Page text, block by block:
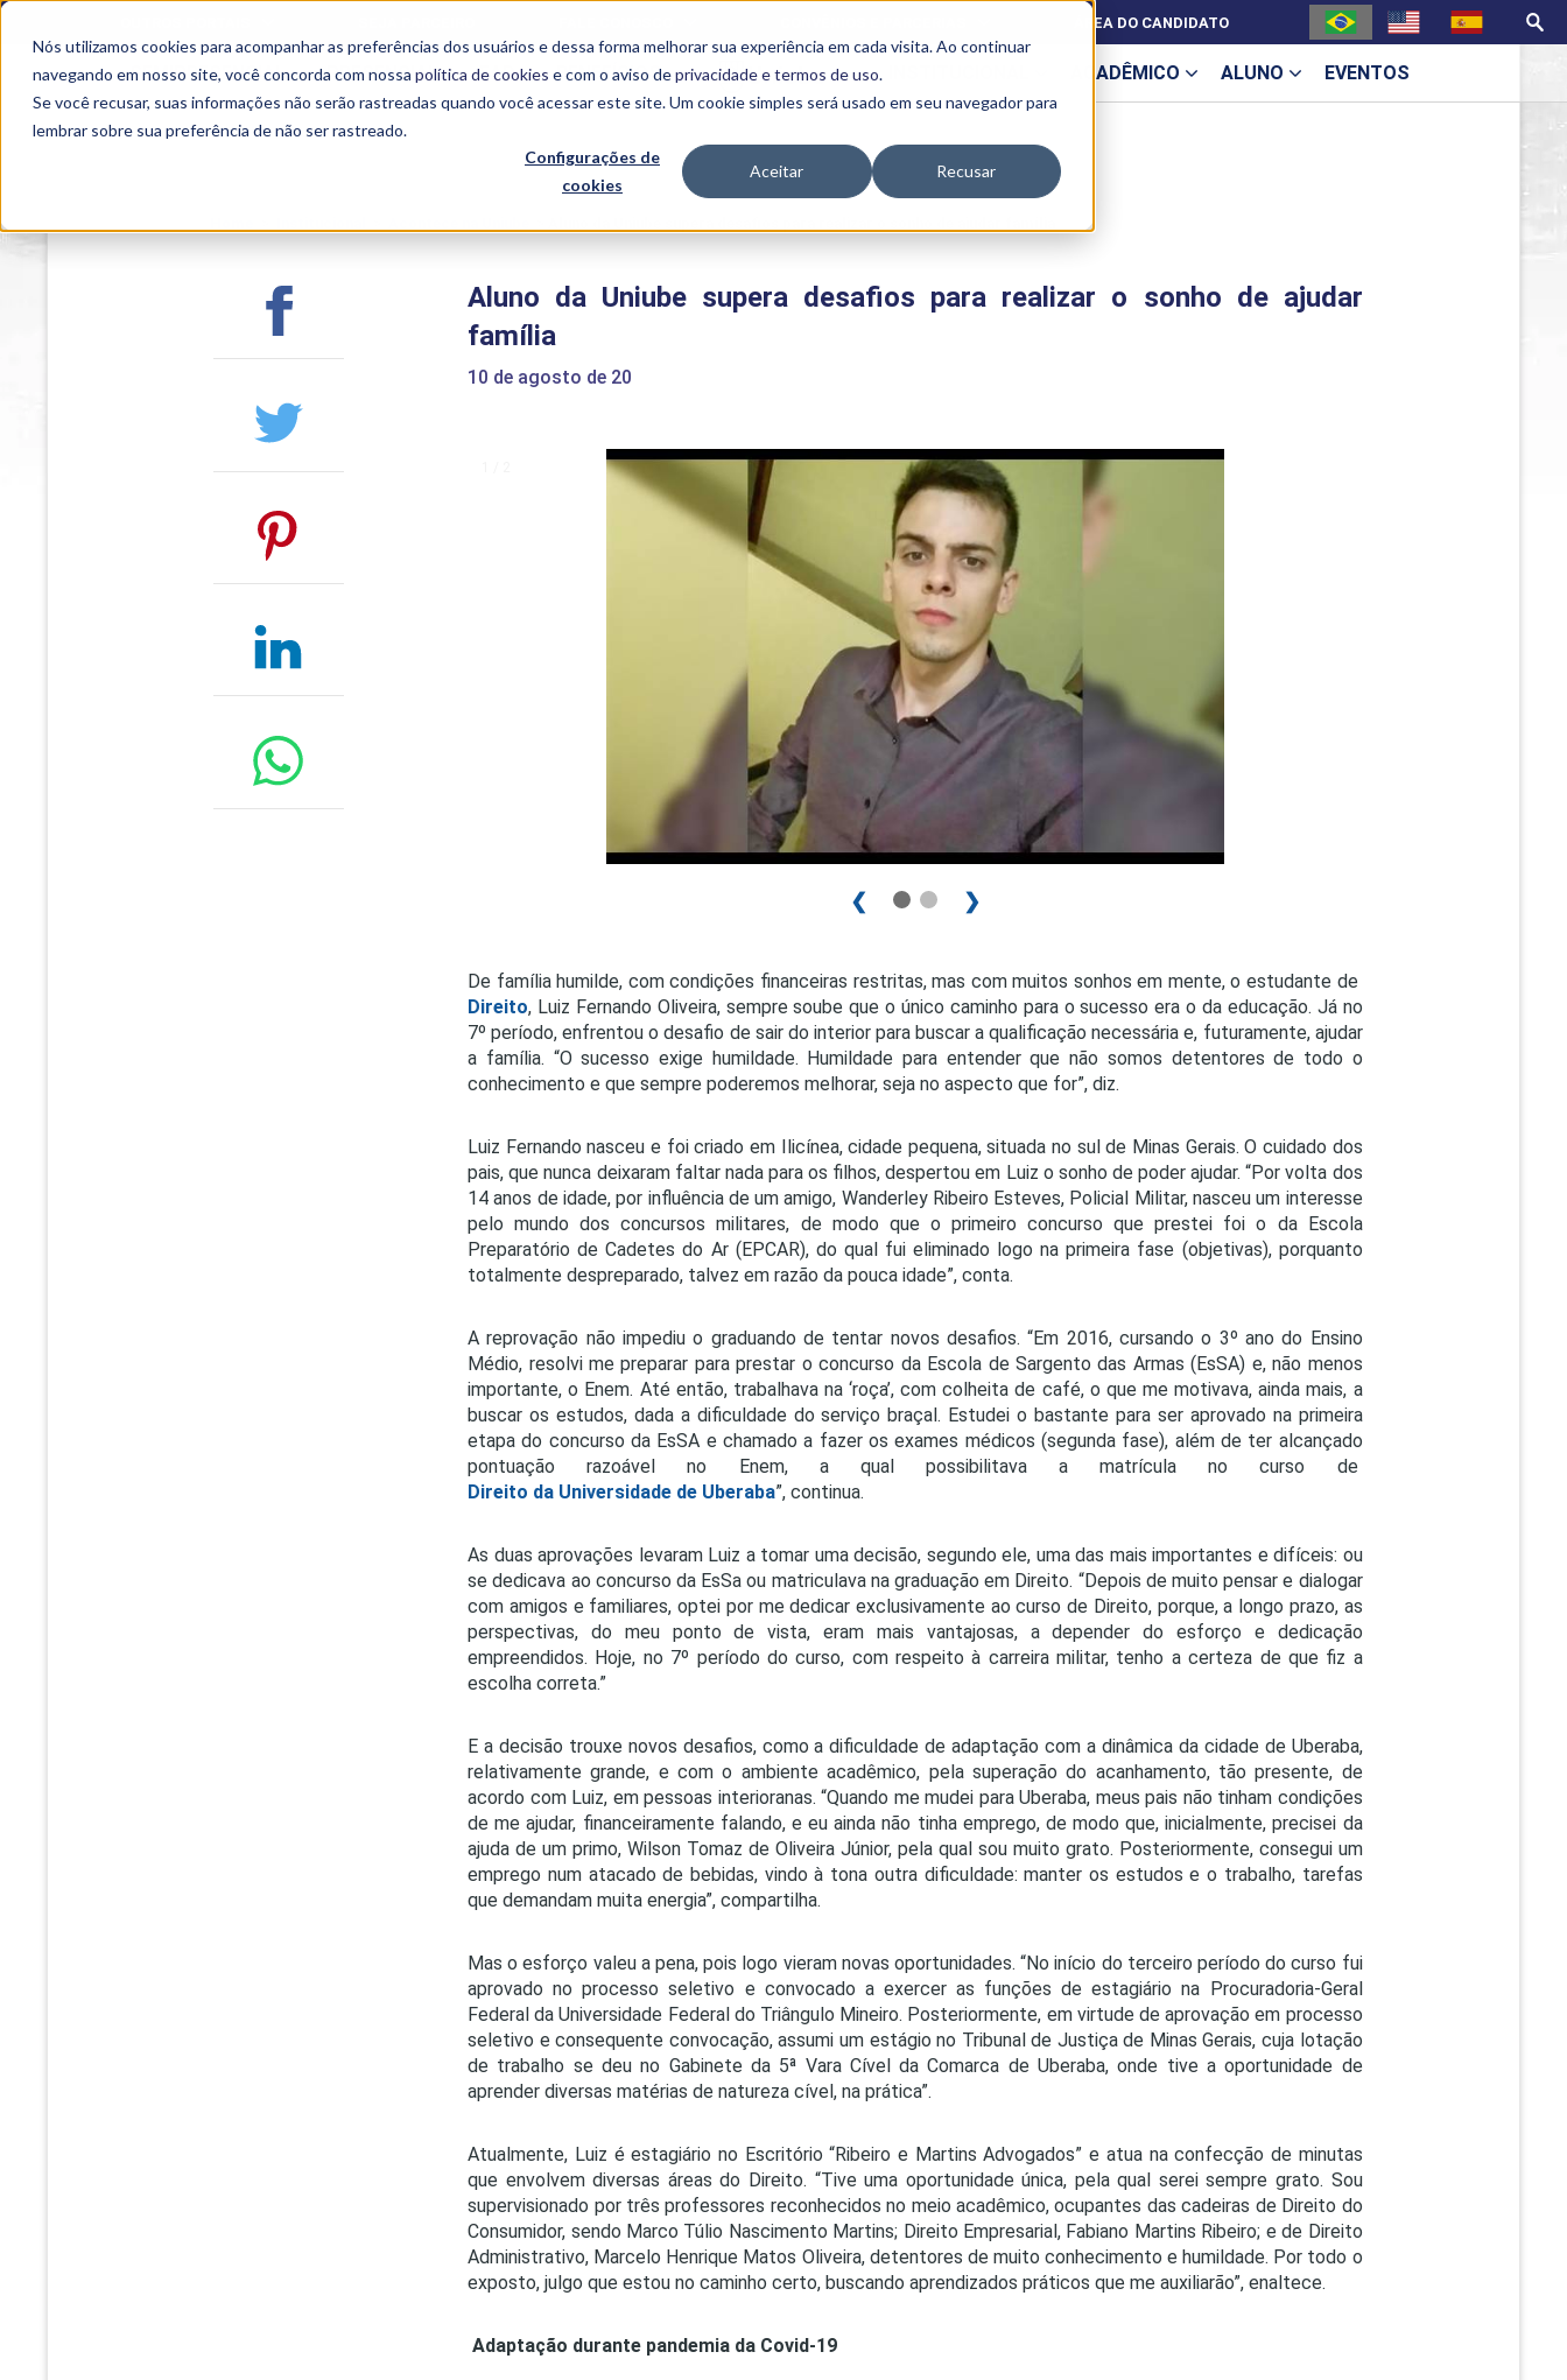
Nós utilizamos cookies para acompanhar as preferências dos usuários e dessa forma melhorar sua experiência em cada visita. Ao continuar
navegando em nosso site, você concorda com nossa política de cookies e com o aviso deprivacidade e termos de uso.
Se você recusar, suas informações não serão rastreadas quando você acessar este site. Um cookie simples será usado em seu navegador para
lembrar sobre sua preferência de não ser rastreado.
Configurações de
cookies
Aceitar Recusar
SEMIPRESENCIAL PRESENCIAL EAD BENEFÍCIOS ACADÊMICO
Acadêmicos
PIME
MPHU
Unitecne
PROES
PROPEPE
PROED
ALUNO EVENTOS
ÁREA DO CANDIDATO
Aluno da Uniube supera desafios para realizar o sonho de ajudar
família
10 de agosto de 20
❮ ❯
De família humilde, com condições financeiras restritas, mas com muitos sonhos em mente, o estudante de
Direito, Luiz Fernando Oliveira, sempre soube que o único caminho para o sucesso era o da educação. Já no
7º período, enfrentou o desafio de sair do interior para buscar a qualificação necessária e, futuramente, ajudar
a família. “O sucesso exige humildade. Humildade para entender que não somos detentores de todo o
conhecimento e que sempre poderemos melhorar, seja no aspecto que for”, diz.
Luiz Fernando nasceu e foi criado em Ilicínea, cidade pequena, situada no sul de Minas Gerais. O cuidado dos
pais, que nunca deixaram faltar nada para os filhos, despertou em Luiz o sonho de poder ajudar. “Por volta dos
14 anos de idade, por influência de um amigo, Wanderley Ribeiro Esteves, Policial Militar, nasceu um interesse
pelo mundo dos concursos militares, de modo que o primeiro concurso que prestei foi o da Escola
Preparatório de Cadetes do Ar (EPCAR), do qual fui eliminado logo na primeira fase (objetivas), porquanto
totalmente despreparado, talvez em razão da pouca idade”, conta.
A reprovação não impediu o graduando de tentar novos desafios. “Em 2016, cursando o 3º ano do Ensino
Médio, resolvi me preparar para prestar o concurso da Escola de Sargento das Armas (EsSA) e, não menos
importante, o Enem. Até então, trabalhava na ‘roça’, com colheita de café, o que me motivava, ainda mais, a
buscar os estudos, dada a dificuldade do serviço braçal. Estudei o bastante para ser aprovado na primeira
etapa do concurso da EsSA e chamado a fazer os exames médicos (segunda fase), além de ter alcançado
pontuação razoável no Enem, a qual possibilitava a matrícula no curso de
Direito da Universidade de Uberaba”, continua.
As duas aprovações levaram Luiz a tomar uma decisão, segundo ele, uma das mais importantes e difíceis: ou
se dedicava ao concurso da EsSa ou matriculava na graduação em Direito. “Depois de muito pensar e dialogar
com amigos e familiares, optei por me dedicar exclusivamente ao curso de Direito, porque, a longo prazo, as
perspectivas, do meu ponto de vista, eram mais vantajosas, a depender do esforço e dedicação
empreendidos. Hoje, no 7º período do curso, com respeito à carreira militar, tenho a certeza de que fiz a
escolha correta.”
E a decisão trouxe novos desafios, como a dificuldade de adaptação com a dinâmica da cidade de Uberaba,
relativamente grande, e com o ambiente acadêmico, pela superação do acanhamento, tão presente, de
acordo com Luiz, em pessoas interioranas. “Quando me mudei para Uberaba, meus pais não tinham condições
de me ajudar, financeiramente falando, e eu ainda não tinha emprego, de modo que, inicialmente, precisei da
ajuda de um primo, Wilson Tomaz de Oliveira Júnior, pela qual sou muito grato. Posteriormente, consegui um
emprego num atacado de bebidas, vindo à tona outra dificuldade: manter os estudos e o trabalho, tarefas
que demandam muita energia”, compartilha.
Mas o esforço valeu a pena, pois logo vieram novas oportunidades. “No início do terceiro período do curso fui
aprovado no processo seletivo e convocado a exercer as funções de estagiário na Procuradoria-Geral
Federal da Universidade Federal do Triângulo Mineiro. Posteriormente, em virtude de aprovação em processo
seletivo e consequente convocação, assumi um estágio no Tribunal de Justiça de Minas Gerais, cuja lotação
de trabalho se deu no Gabinete da 5ª Vara Cível da Comarca de Uberaba, onde tive a oportunidade de
aprender diversas matérias de natureza cível, na prática”.
Atualmente, Luiz é estagiário no Escritório “Ribeiro e Martins Advogados” e atua na confecção de minutas
que envolvem diversas áreas do Direito. “Tive uma oportunidade única, pela qual serei sempre grato. Sou
supervisionado por três professores reconhecidos no meio acadêmico, ocupantes das cadeiras de Direito do
Consumidor, sendo Marco Túlio Nascimento Martins; Direito Empresarial, Fabiano Martins Ribeiro; e de Direito
Administrativo, Marcelo Henrique Matos Oliveira, detentores de muito conhecimento e humildade. Por todo o
exposto, julgo que estou no caminho certo, buscando aprendizados práticos que me auxiliarão”, enaltece.
Adaptação durante pandemia da Covid-19